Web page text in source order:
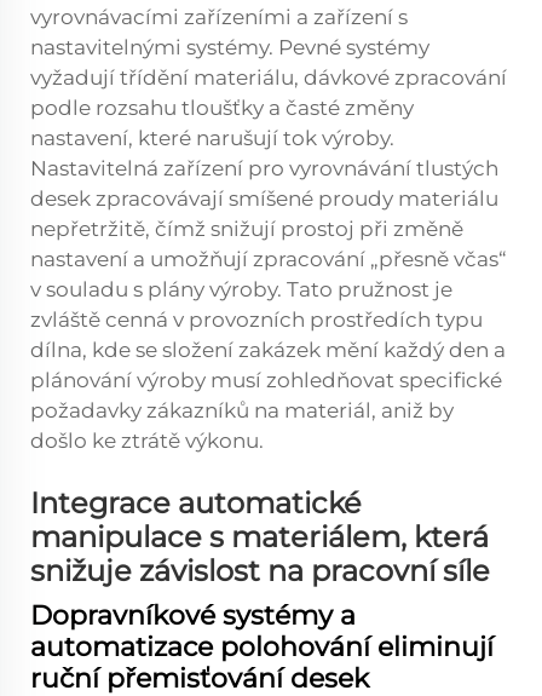
vyrovnávacími zařízeními a zařízení s
nastavitelnými systémy. Pevné systémy
vyžadují třídění materiálu, dávkové zpracování
podle rozsahu tloušťky a časté změny
nastavení, které narušují tok výroby.
Nastavitelná zařízení pro vyrovnávání tlustých
desek zpracovávají smíšené proudy materiálu
nepřetržitě, čímž snižují prostoj při změně
nastavení a umožňují zpracování „přesně včas“
v souladu s plány výroby. Tato pružnost je
zvláště cenná v provozních prostředích typu
dílna, kde se složení zakázek mění každý den a
plánování výroby musí zohledňovat specifické
požadavky zákazníků na materiál, aniž by
došlo ke ztrátě výkonu.
Integrace automatické
manipulace s materiálem, která
snižuje závislost na pracovní síle
Dopravníkové systémy a
automatizace polohování eliminují
ruční přemisťování desek